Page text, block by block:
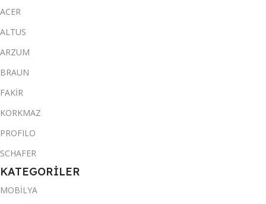
ACER
ALTUS
ARZUM
BRAUN
FAKİR
KORKMAZ
PROFILO
SCHAFER
KATEGORİLER
MOBİLYA